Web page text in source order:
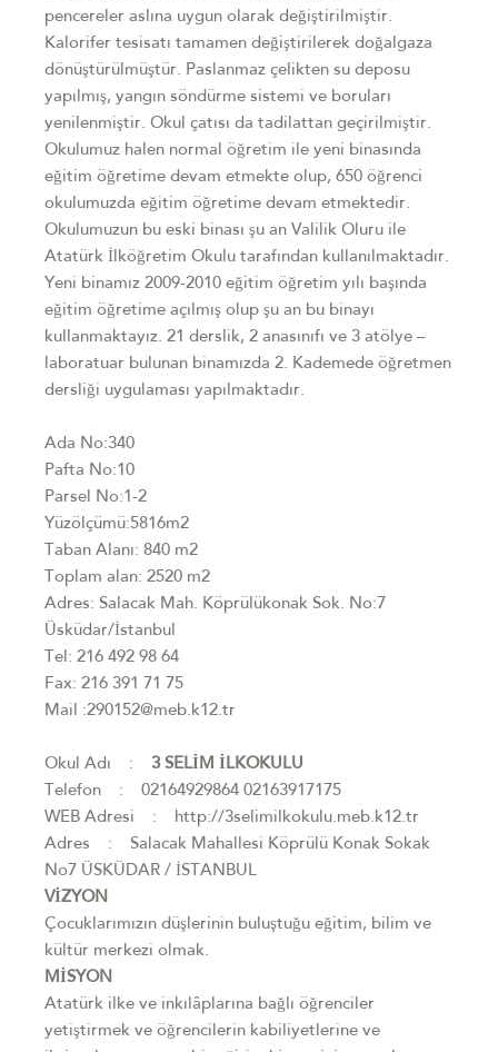
pencereler aslına uygun olarak değiştirilmiştir.
Kalorifer tesisatı tamamen değiştirilerek doğalgaza
dönüştürülmüştür. Paslanmaz çelikten su deposu
yapılmış, yangın söndürme sistemi ve boruları
yenilenmiştir. Okul çatısı da tadilattan geçirilmiştir.
Okulumuz halen normal öğretim ile yeni binasında
eğitim öğretime devam etmekte olup, 650 öğrenci
okulumuzda eğitim öğretime devam etmektedir.
Okulumuzun bu eski binası şu an Valilik Oluru ile
Atatürk İlköğretim Okulu tarafından kullanılmaktadır.
Yeni binamız 2009-2010 eğitim öğretim yılı başında
eğitim öğretime açılmış olup şu an bu binayı
kullanmaktayız. 21 derslik, 2 anasınıfı ve 3 atölye –
laboratuar bulunan binamızda 2. Kademede öğretmen
dersliği uygulaması yapılmaktadır.
Ada No:340
Pafta No:10
Parsel No:1-2
Yüzölçümü:5816m2
Taban Alanı: 840 m2
Toplam alan: 2520 m2
Adres: Salacak Mah. Köprülükonak Sok. No:7
Üsküdar/İstanbul
Tel: 216 492 98 64
Fax: 216 391 71 75
Mail :290152@meb.k12.tr
Okul Adı :
3 SELİM İLKOKULU
Telefon : 02164929864 02163917175
WEB Adresi : http://3selimilkokulu.meb.k12.tr
Adres : Salacak Mahallesi Köprülü Konak Sokak
No7 ÜSKÜDAR / İSTANBUL
VİZYON
Çocuklarımızın düşlerinin buluştuğu eğitim, bilim ve
kültür merkezi olmak.
MİSYON
Atatürk ilke ve inkılâplarına bağlı öğrenciler
yetiştirmek ve öğrencilerin kabiliyetlerine ve